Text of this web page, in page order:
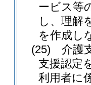
ービス等
し、理解
を作成し
(25)
介護
支援認定
利用者に